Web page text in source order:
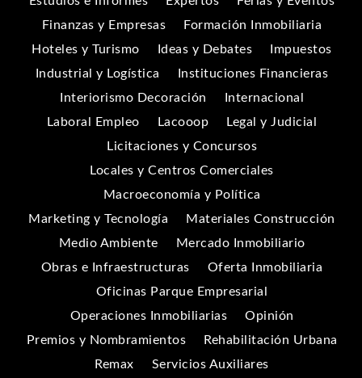
Finanzas y Empresas
Formación Inmobiliaria
Hoteles y Turismo
Ideas y Debates
Impuestos
Industrial y Logística
Instituciones Financieras
Interiorismo Decoración
Internacional
Laboral Empleo
Lacooop
Legal y Judicial
Licitaciones y Concursos
Locales y Centros Comerciales
Macroeconomía y Política
Marketing y Tecnología
Materiales Construcción
Medio Ambiente
Mercado Inmobiliario
Obras e Infraestructuras
Oferta Inmobiliaria
Oficinas Parque Empresarial
Operaciones Inmobiliarias
Opinión
Premios y Nombramientos
Rehabilitación Urbana
Remax
Servicios Auxiliares